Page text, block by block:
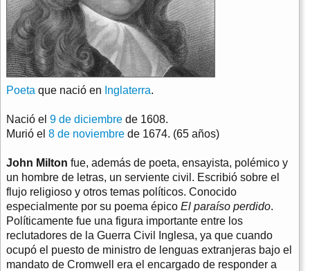
Poeta que nació en Inglaterra.
Nació el 9 de diciembre de 1608.
Murió el 8 de noviembre de 1674. (65 años)
John Milton fue, además de poeta, ensayista, polémico y
un hombre de letras, un serviente civil. Escribió sobre el
flujo religioso y otros temas políticos. Conocido
especialmente por su poema épico El paraíso perdido.
Políticamente fue una figura importante entre los
reclutadores de la Guerra Civil Inglesa, ya que cuando
ocupó el puesto de ministro de lenguas extranjeras bajo el
mandato de Cromwell era el encargado de responder a